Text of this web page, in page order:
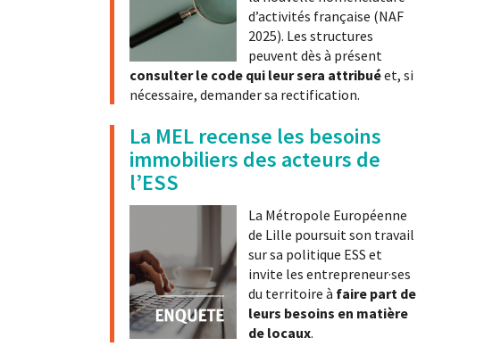
d’activités française (NAF
2025). Les structures
peuvent dès à présent
consulter le code qui leur sera attribuéet, si
nécessaire, demander sa rectification.
La MEL recense les besoins
immobiliers des acteurs de
l’ESS
La Métropole Européenne
de Lille poursuit son travail
sur sa politique ESS et
invite les entrepreneur·ses
du territoire à faire part de
leurs besoins en matière
de locaux.